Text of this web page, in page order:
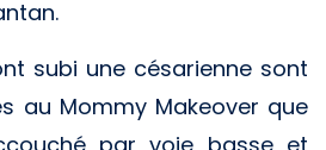
subi une césarienne sont
au Mommy Makeover que